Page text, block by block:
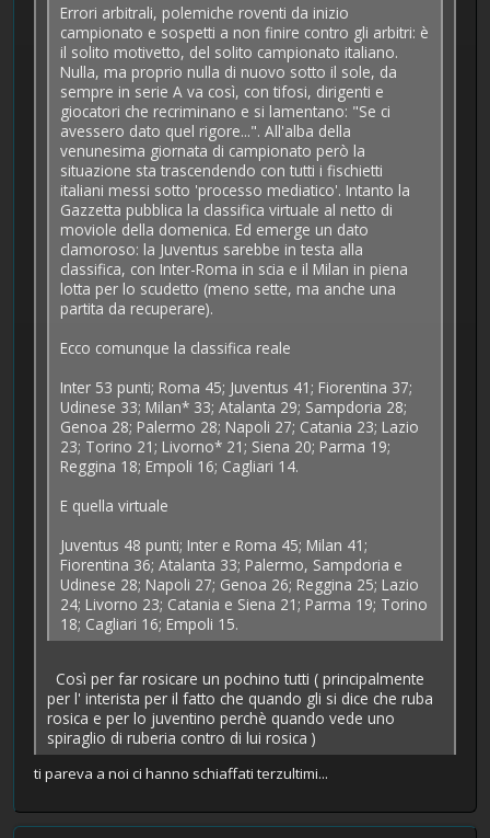
Errori arbitrali, polemiche roventi da inizio
campionato e sospetti a non finire contro gli arbitri: è
il solito motivetto, del solito campionato italiano.
Nulla, ma proprio nulla di nuovo sotto il sole, da
sempre in serie A va così, con tifosi, dirigenti e
giocatori che recriminano e si lamentano: "Se ci
avessero dato quel rigore...". All'alba della
venunesima giornata di campionato però la
situazione sta trascendendo con tutti i fischietti
italiani messi sotto 'processo mediatico'. Intanto la
Gazzetta pubblica la classifica virtuale al netto di
moviole della domenica. Ed emerge un dato
clamoroso: la Juventus sarebbe in testa alla
classifica, con Inter-Roma in scia e il Milan in piena
lotta per lo scudetto (meno sette, ma anche una
partita da recuperare).
Ecco comunque la classifica reale
Inter 53 punti; Roma 45; Juventus 41; Fiorentina 37;
Udinese 33; Milan* 33; Atalanta 29; Sampdoria 28;
Genoa 28; Palermo 28; Napoli 27; Catania 23; Lazio
23; Torino 21; Livorno* 21; Siena 20; Parma 19;
Reggina 18; Empoli 16; Cagliari 14.
E quella virtuale
Juventus 48 punti; Inter e Roma 45; Milan 41;
Fiorentina 36; Atalanta 33; Palermo, Sampdoria e
Udinese 28; Napoli 27; Genoa 26; Reggina 25; Lazio
24; Livorno 23; Catania e Siena 21; Parma 19; Torino
18; Cagliari 16; Empoli 15.
Così per far rosicare un pochino tutti ( principalmente
per l' interista per il fatto che quando gli si dice che ruba
rosica e per lo juventino perchè quando vede uno
spiraglio di ruberia contro di lui rosica )
ti pareva a noi ci hanno schiaffati terzultimi...